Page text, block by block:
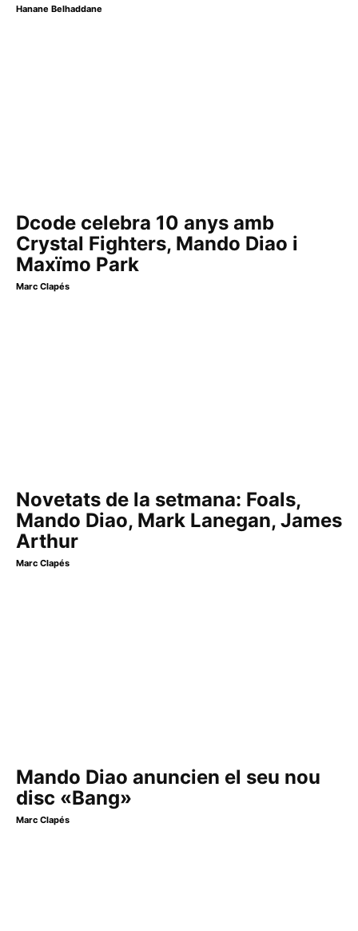
Hanane Belhaddane
Dcode celebra 10 anys amb
Crystal Fighters, Mando Diao i
Maxïmo Park
Marc Clapés
Novetats de la setmana: Foals,
Mando Diao, Mark Lanegan, James
Arthur
Marc Clapés
Mando Diao anuncien el seu nou
disc «Bang»
Marc Clapés